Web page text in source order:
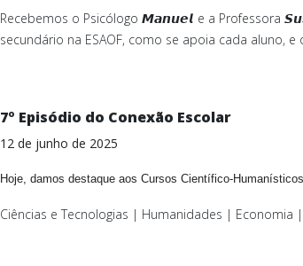
Recebemos o Psicólogo 𝙈𝙖𝙣𝙪𝙚𝙡 e a Professora
secundário na ESAOF, como se apoia cada aluno,
7º Episódio do Conexão Escolar
12 de junho de 2025
Hoje, damos destaque aos Cursos Científico-
Ciências e Tecnologias | Humanidades | Economia